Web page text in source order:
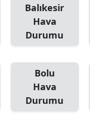
Balıkesir
Hava
Durumu
Bolu
Hava
Durumu